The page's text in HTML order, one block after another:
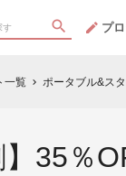
プ
一覧 chevron_right ポータブル&ス
】35％